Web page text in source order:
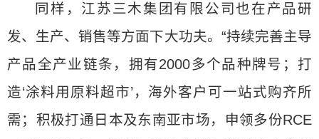
同样，江苏三木集团有限公司也在产品研
发、生产、销售等方面下大功夫。“持续完善主导
产品全产业链条，拥有2000多个品种牌号；打
造‘涂料用原料超市’，海外客户可一站式购齐所
需；积极打通日本及东南亚市场，申领多份RCE